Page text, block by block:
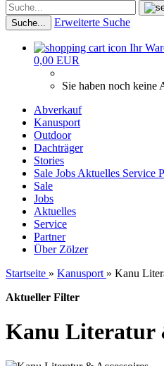
Suche... Erweiterte Suche
Ihr
0,00 EUR
Sie haben noch keine
Abverkauf
Kanusport
Outdoor
Dachträger
Stories
Sale Jobs Aktuelles Service
Sale
Jobs
Aktuelles
Service
Partner
Über Zölzer
Startseite » Kanusport » Kanu
Aktueller Filter
Kanu Literatur